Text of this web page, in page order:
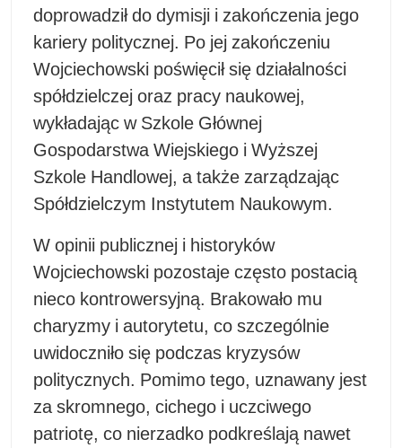
doprowadził do dymisji i zakończenia jego
kariery politycznej. Po jej zakończeniu
Wojciechowski poświęcił się działalności
spółdzielczej oraz pracy naukowej,
wykładając w Szkole Głównej
Gospodarstwa Wiejskiego i Wyższej
Szkole Handlowej, a także zarządzając
Spółdzielczym Instytutem Naukowym.
W opinii publicznej i historyków
Wojciechowski pozostaje często postacią
nieco kontrowersyjną. Brakowało mu
charyzmy i autorytetu, co szczególnie
uwidoczniło się podczas kryzysów
politycznych. Pomimo tego, uznawany jest
za skromnego, cichego i uczciwego
patriotę, co nierzadko podkreślają nawet